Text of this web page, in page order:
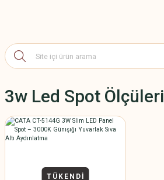
3w Led Spot Ölçüleri
TÜKENDİ